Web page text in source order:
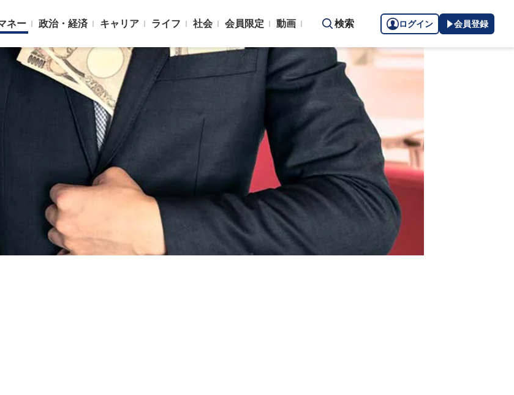
ネー 政治・経済 キャリア ライフ 社会 会員限定 動画 検索 ログイン 会員登録